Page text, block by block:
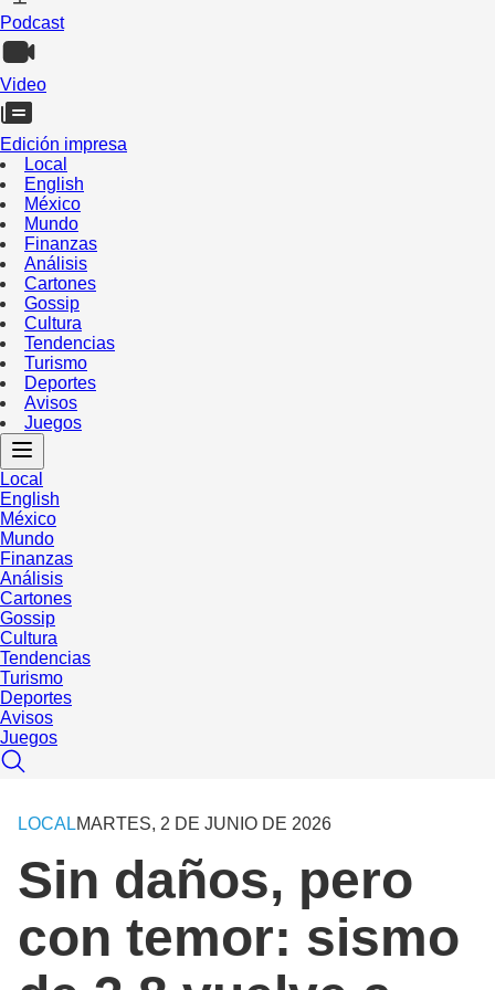
Podcast
Video
Edición impresa
Local
English
México
Mundo
Finanzas
Análisis
Cartones
Gossip
Cultura
Tendencias
Turismo
Deportes
Avisos
Juegos
Local
English
México
Mundo
Finanzas
Análisis
Cartones
Gossip
Cultura
Tendencias
Turismo
Deportes
Avisos
Juegos
LOCALMARTES, 2 DE JUNIO DE 2026
Sin daños, pero
con temor: sismo